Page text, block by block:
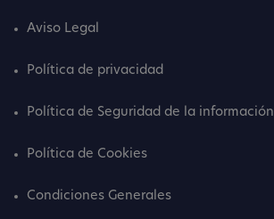
Aviso Legal
Política de privacidad
Política de Seguridad de la información
Política de Cookies
Condiciones Generales